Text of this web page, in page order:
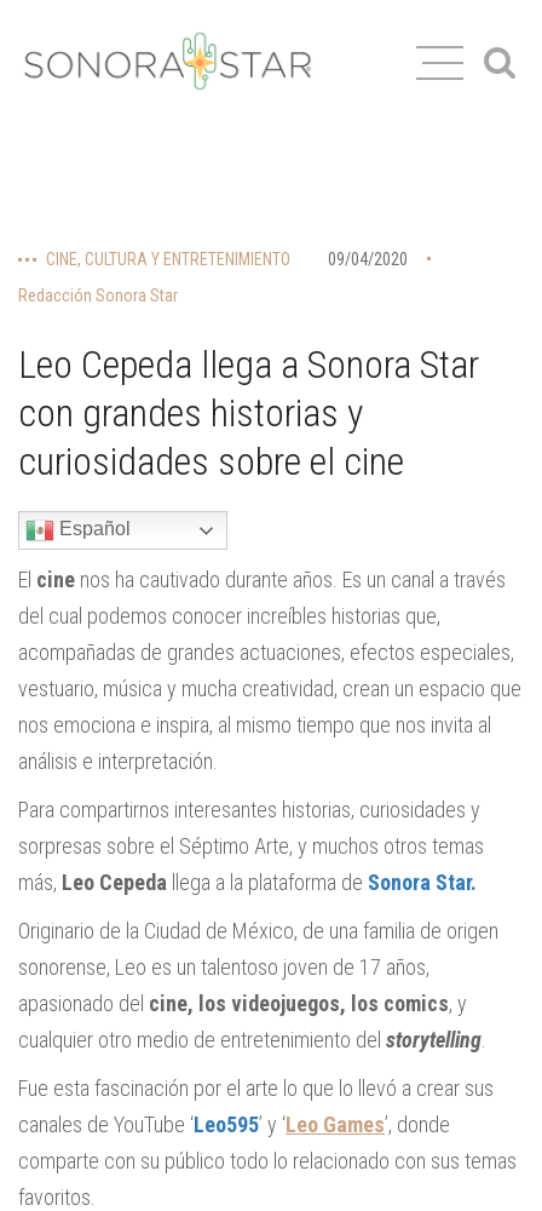
CINE, CULTURA Y ENTRETENIMIENTO
09/04/2020
Redacción Sonora Star
Leo Cepeda llega a Sonora Star
con grandes historias y
curiosidades sobre el cine
Español
El cine nos ha cautivado durante años. Es un canal a través
del cual podemos conocer increíbles historias que,
acompañadas de grandes actuaciones, efectos especiales,
vestuario, música y mucha creatividad, crean un espacio que
nos emociona e inspira, al mismo tiempo que nos invita al
análisis e interpretación.
Para compartirnos interesantes historias, curiosidades y
sorpresas sobre el Séptimo Arte, y muchos otros temas
más, Leo Cepeda llega a la plataforma de Sonora Star.
Originario de la Ciudad de México, de una familia de origen
sonorense, Leo es un talentoso joven de 17 años,
apasionado del cine, los videojuegos, los comics, y
cualquier otro medio de entretenimiento del storytelling
Fue esta fascinación por el arte lo que lo llevó a crear sus
canales de YouTube ‘Leo595’ y ‘Leo Games’, donde
comparte con su público todo lo relacionado con sus temas
favoritos.